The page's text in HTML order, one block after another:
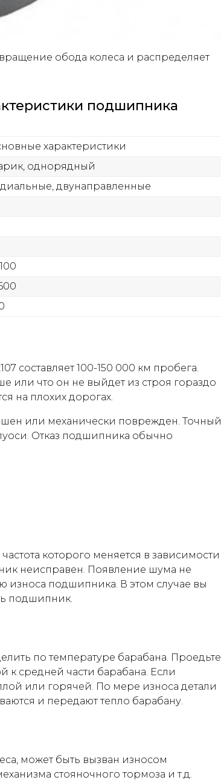
обода колеса и распределяет
подшипника
характеристики
однорядный
двунаправленные
составляет 100-150 000 км пробега.
или что он не выйдет из строя гораздо
на плохих дорогах.
или механически поврежден. Точный
Отказ подшипника обычно
которого меняется в зависимости
неисправен. Появление шума не
износа подшипника. В этом случае вы
подшипник.
по температуре барабана. Проедьте
к средней части барабана. Если
или горячей. По мере износа детали
и передают тепло барабану.
может быть вызван износом
стояночного тормоза и т.д.